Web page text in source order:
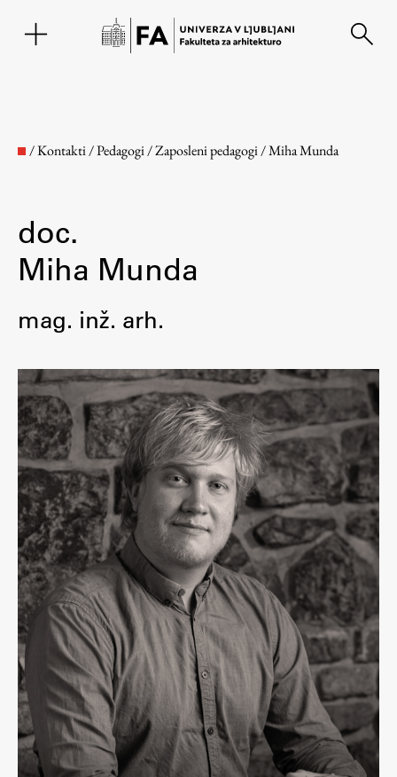
Fakulteta
O fakulteti
Osebje
Organiziranost
Alumni
Knjižnica
Mednarodno sodelovanje
Članstva v združenjih
Konzorciji
Tržna dejavnost
Kontakti
Intranet UL FA
Intranet UL
Osebni portal FIORI
Spletni arhiv DEPO
/Kontakti/Pedagogi/Zaposleni pedagogi/Miha Munda
doc.
Miha Munda
mag. inž. arh.